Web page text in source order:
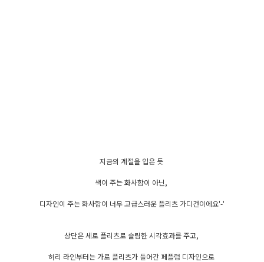
지금의 계절을 입은 듯
색이 주는 화사함이 아닌,
디자인이 주는 화사함이 너무 고급스러운 플리츠 가디건이에요'-'
상단은 세로 플리츠로 슬림한 시각효과를 주고,
허리 라인부터는 가로 플리츠가 들어간 페플럼 디자인으로